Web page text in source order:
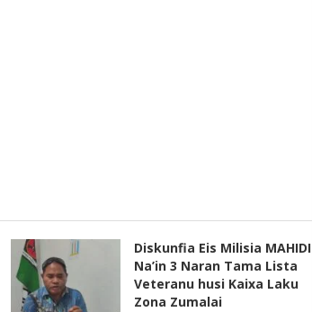
Diskunfia Eis Milisia MAHIDI
Na’in 3 Naran Tama Lista
Veteranu husi Kaixa Laku
Zona Zumalai